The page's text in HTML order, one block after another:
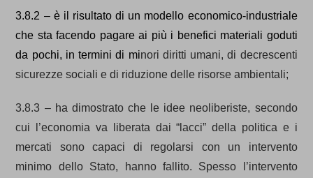
3.8.2 – è il risultato di un modello economico-industriale
che sta facendo pagare ai più i benefici materiali goduti
da pochi, in termini di minori diritti umani, di decrescenti
sicurezze sociali e di riduzione delle risorse ambientali;
3.8.3 – ha dimostrato che le idee neoliberiste, secondo
cui l’economia va liberata dai “lacci” della politica e i
mercati sono capaci di regolarsi con un intervento
minimo dello Stato, hanno fallito. Spesso l’intervento